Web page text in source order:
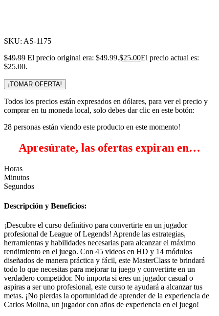
SKU: AS-1175
$49.99 El precio original era: $49.99.$25.00El precio actual es:
$25.00.
¡TOMAR OFERTA!
Todos los precios están expresados en dólares, para ver el precio y
comprar en tu moneda local, solo debes dar clic en este botón:
28 personas están viendo este producto en este momento!
Apresúrate, las ofertas expiran en…
Horas
Minutos
Segundos
Descripción y Beneficios:
¡Descubre el curso definitivo para convertirte en un jugador
profesional de League of Legends! Aprende las estrategias,
herramientas y habilidades necesarias para alcanzar el máximo
rendimiento en el juego. Con 45 videos en HD y 14 módulos
diseñados de manera práctica y fácil, este MasterClass te brindará
todo lo que necesitas para mejorar tu juego y convertirte en un
verdadero competidor. No importa si eres un jugador casual o
aspiras a ser uno profesional, este curso te ayudará a alcanzar tus
metas. ¡No pierdas la oportunidad de aprender de la experiencia de
Carlos Molina, un jugador con años de experiencia en el juego!